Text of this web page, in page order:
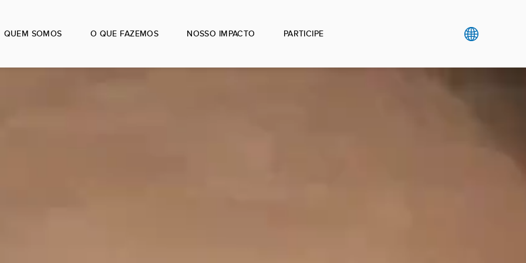
QUEM SOMOS O QUE FAZEMOS NOSSO IMPACTO PARTICIPE